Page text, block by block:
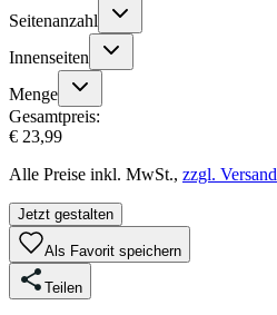
Seitenanzahl
Innenseiten
Menge
Gesamtpreis:
€ 23,99
Alle Preise inkl. MwSt., zzgl. Versand
Jetzt gestalten
Als Favorit speichern
Teilen